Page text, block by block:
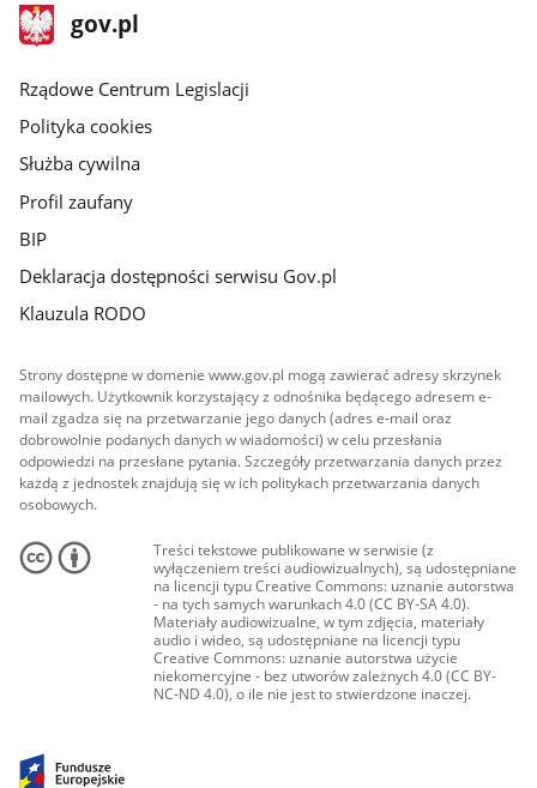
stopka
gov.plStrona
gov.pl
Rządowe Centrum Legislacji
Polityka cookies
Służba cywilna
Profil zaufany
BIP
Deklaracja dostępności serwisu Gov.pl
Klauzula RODO
Strony dostępne w domenie www.gov.pl mogą zawierać adresy skrzynek
mailowych. Użytkownik korzystający z odnośnika będącego adresem e-
mail zgadza się na przetwarzanie jego danych (adres e-mail oraz
dobrowolnie podanych danych w wiadomości) w celu przesłania
odpowiedzi na przesłane pytania. Szczegóły przetwarzania danych przez
każdą z jednostek znajdują się w ich politykach przetwarzania danych
osobowych.
Treści tekstowe publikowane w serwisie (z
wyłączeniem treści audiowizualnych), są udostępniane
na licencji typu Creative Commons: uznanie autorstwa
- na tych samych warunkach 4.0 (CC BY-SA 4.0).
Materiały audiowizualne, w tym zdjęcia, materiały
audio i wideo, są udostępniane na licencji typu
Creative Commons: uznanie autorstwa użycie
niekomercyjne - bez utworów zależnych 4.0 (CC BY-
NC-ND 4.0), o ile nie jest to stwierdzone inaczej.